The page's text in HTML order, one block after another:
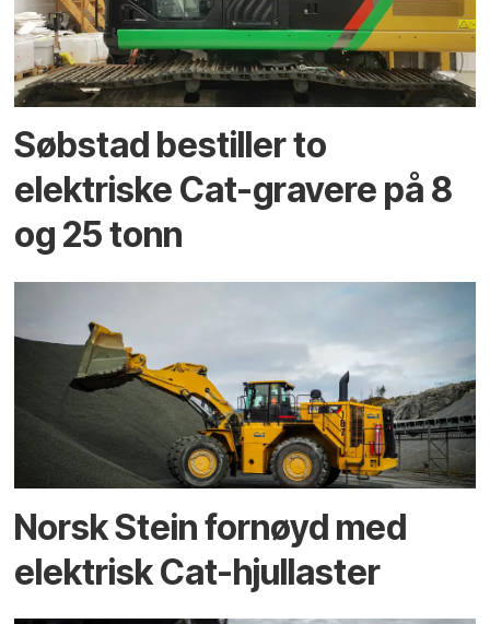
Søbstad bestiller to
elektriske Cat-gravere på 8
og 25 tonn
Norsk Stein fornøyd med
elektrisk Cat-hjullaster